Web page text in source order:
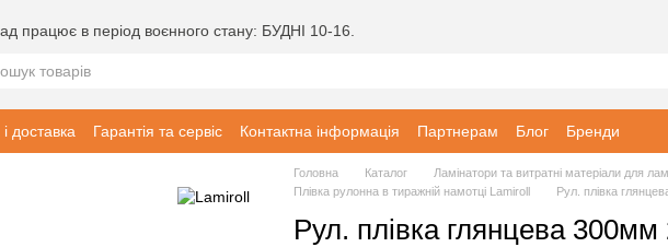
працює в період воєнного стану: БУДНІ 10-16.
доставка Гарантія та сервіс Контактна інформація Партнерам Блог Бренди
Головна Каталог
Ламінатори та витратні матеріали для
Плівка рулонна в тиражній намотці Lamiroll
Рул. плівка
Рул. плівка глянцева